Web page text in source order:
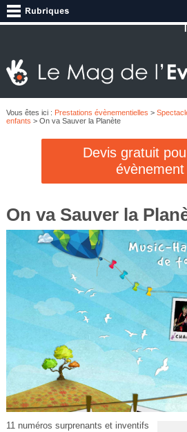
Vous êtes ici : Prestations évènementielles >
enfants > On va Sauver la Planète
Devis gratuit
évènement
On va Sauver la
11 numéros surprenants et inventifs